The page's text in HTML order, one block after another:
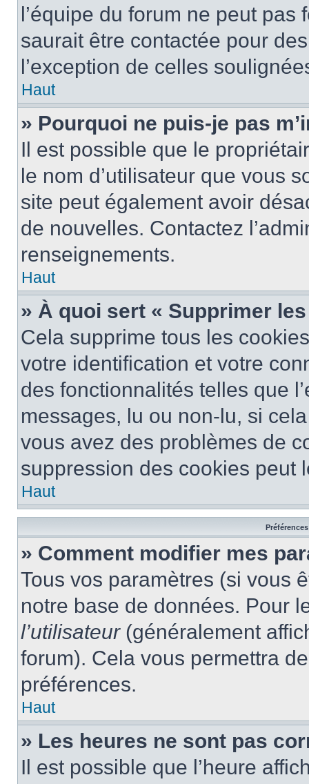
l’équipe du forum ne peut
saurait être contactée pour
l’exception de celles
Haut
» Pourquoi ne puis-je pas
Il est possible que le
le nom d’utilisateur que vous
site peut également avoir
de nouvelles. Contactez
renseignements.
Haut
» À quoi sert « Supprimer
Cela supprime tous les
votre identification et votre
des fonctionnalités telles que
messages, lu ou non-lu, si
vous avez des problèmes de
suppression des cookies peut
Haut
» Comment modifier mes
Tous vos paramètres (si vous
notre base de données. Pour
l’utilisateur(généralement
forum). Cela vous permettra
préférences.
Haut
» Les heures ne sont pas
Il est possible que l’heure